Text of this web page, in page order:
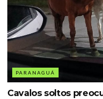
PARANAGUÁ
Cavalos soltos